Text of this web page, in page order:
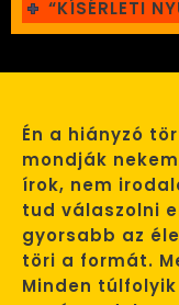
“KÍSÉRLETI
Én a hiányzó
mondják
írok, nem
tud válaszolni
gyorsabb az
töri a formát.
Minden